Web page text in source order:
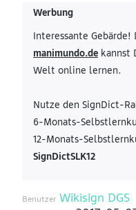
Werbung
Interessante
manimundo.de kannst
Welt online lernen.
Nutze den SignDict-
6-Monats-
12-Monats-
SignDictSLK12
Benutzer Wikisign DGS